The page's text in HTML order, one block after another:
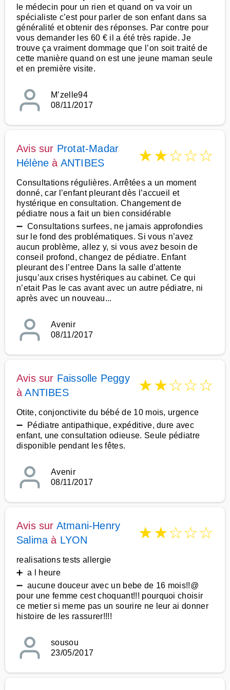
le médecin pour un rien et quand on va voir un
spécialiste c’est pour parler de son enfant dans sa
généralité et obtenir des réponses. Par contre pour
vous demander les 60 € il a été très rapide. Je
trouve ça vraiment dommage que l’on soit traité de
cette manière quand on est une jeune maman seule
et en première visite.
M’zelle94
08/11/2017
Avis sur Protat-Madar
Hélène à ANTIBES ★★☆☆☆
Consultations régulières. Arrêtées a un moment
donné, car l’enfant pleurant dès l’accueil et
hystérique en consultation. Changement de
pédiatre nous a fait un bien considérable
➖ Consultations surfees, ne jamais approfondies
sur le fond des problématiques. Si vous n’avez
aucun problème, allez y, si vous avez besoin de
conseil profond, changez de pédiatre. Enfant
pleurant des l’entree Dans la salle d’attente
jusqu’aux crises hystériques au cabinet. Ce qui
n’etait Pas le cas avant avec un autre pédiatre, ni
après avec un nouveau...
Avenir
08/11/2017
Avis sur Faissolle Peggy
àANTIBES ★★☆☆☆
Otite, conjonctivite du bébé de 10 mois, urgence
➖ Pédiatre antipathique, expéditive, dure avec
enfant, une consultation odieuse. Seule pédiatre
disponible pendant les fêtes.
Avenir
08/11/2017
Avis sur Atmani-Henry
Salima à LYON ★★☆☆☆
realisations tests allergie
➕ a l heure
➖ aucune douceur avec un bebe de 16 mois!!@
pour une femme cest choquant!!! pourquoi choisir
ce metier si meme pas un sourire ne leur ai donner
histoire de les rassurer!!!!
sousou
23/05/2017